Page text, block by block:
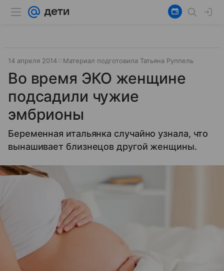
14 апреля 2014 Материал подготовила Татьяна Руппель
Во время ЭКО женщине
подсадили чужие
эмбрионы
Беременная итальянка случайно узнала, что
вынашивает близнецов другой женщины.